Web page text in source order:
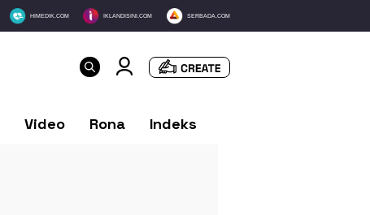
HIMEDIK.COM IKLANDISINI.COM SERBADA.COM
Video Rona Indeks